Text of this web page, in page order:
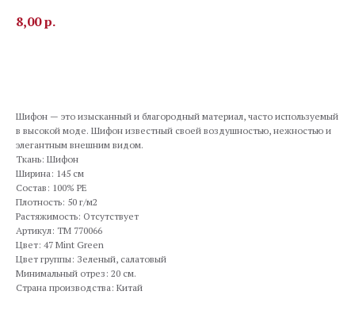
8,00р.
Шифон — это изысканный и благородный материал, часто используемый
в высокой моде. Шифон известный своей воздушностью, нежностью и
элегантным внешним видом.
Ткань: Шифон
Ширина: 145 см
Состав: 100% PE
Плотность: 50 г/м2
Растяжимость: Отсутствует
Артикул: TM 770066
Цвет: 47 Mint Green
Цвет группы: Зеленый, салатовый
Минимальный отрез: 20 см.
Страна производства: Китай